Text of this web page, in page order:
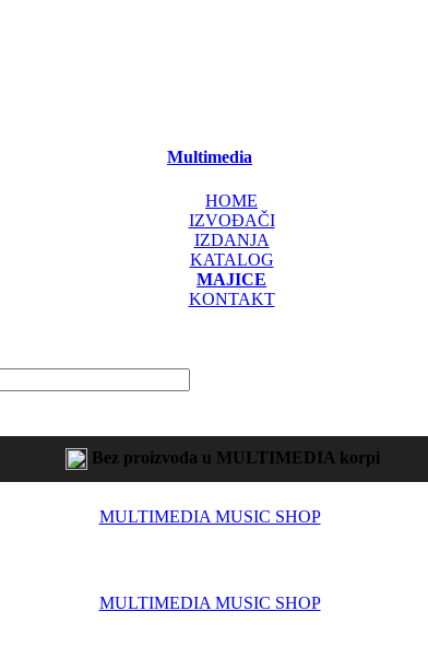
Multimedia
HOME
IZVOĐAČI
IZDANJA
KATALOG
MAJICE
KONTAKT
Bez proizvoda u MULTIMEDIA korpi
MULTIMEDIA MUSIC SHOP
MULTIMEDIA MUSIC SHOP